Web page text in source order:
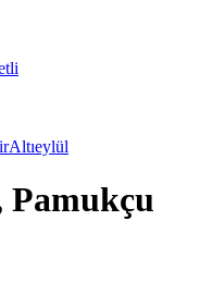
Altıeylül
Pamukçu